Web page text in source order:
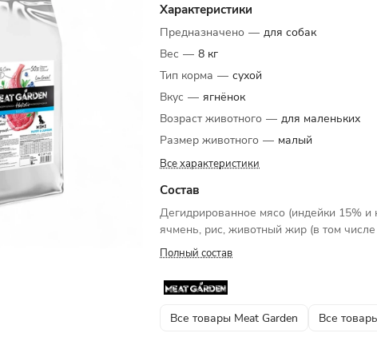
Характеристики
Предназначено — для собак
Вес — 8 кг
Тип корма — сухой
Вкус — ягнёнок
Возраст животного — для маленьких
Размер животного — малый
Все характеристики
Состав
Дегидрированное мясо (индейки 15% и
ячмень, рис, животный жир (в том
Полный состав
Все товары Meat Garden Все